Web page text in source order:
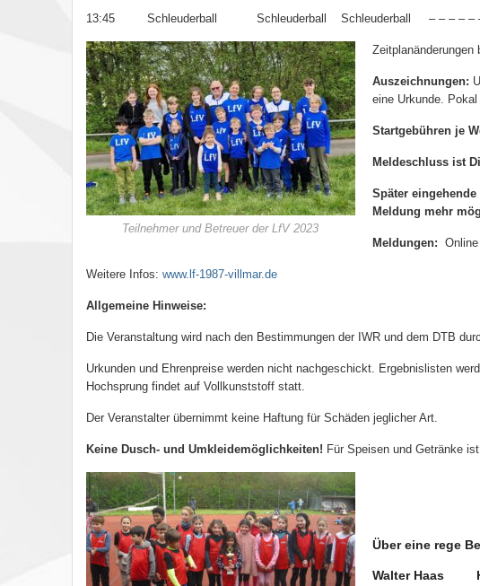
13:45 Schleuderball Schleuderball Schleuderball – – – – –
Teilnehmer und Betreuer der LfV 2023
Zeitplanänderungen
Auszeichnungen:
eine Urkunde.
Startgebühren je
Meldeschluss ist
Später
Meldung mehr
Meldungen:
Weitere Infos: www.lf-1987-villmar.de
Allgemeine Hinweise:
Die Veranstaltung wird nach den Bestimmungen der IWR und dem DTB
Urkunden und Ehrenpreise werden nicht nachgeschickt. Ergebnislisten
Hochsprung findet auf Vollkunststoff statt.
Der Veranstalter übernimmt keine Haftung für Schäden jeglicher Art.
Keine Dusch- und Umkleidemöglichkeiten! Für Speisen und Getränke
Über eine rege
Walter Haas